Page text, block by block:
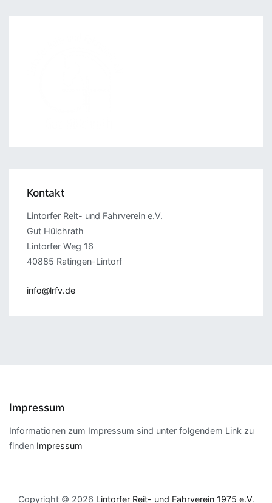
Kontakt
Lintorfer Reit- und Fahrverein e.V.
Gut Hülchrath
Lintorfer Weg 16
40885 Ratingen-Lintorf
info@lrfv.de
Impressum
Informationen zum Impressum sind unter folgendem Link zu
finden Impressum
Copyright © 2026 Lintorfer Reit- und Fahrverein 1975 e.V.